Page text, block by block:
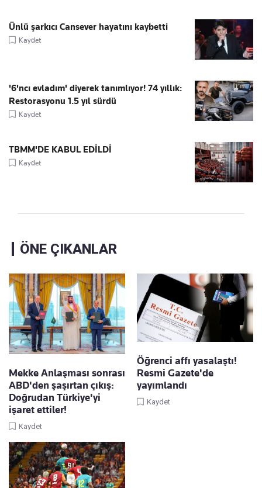
Ünlü şarkıcı Cansever hayatını kaybetti
Kaydet
'6'ncı evladım' diyerek tanımlıyor! 74 yıllık:
Restorasyonu 1.5 yıl sürdü
Kaydet
TBMM'DE KABUL EDİLDİ
Kaydet
ÖNE ÇIKANLAR
Mekke Anlaşması sonrası
ABD'den şaşırtan çıkış:
Doğrudan Türkiye'yi
işaret ettiler!
Kaydet
Öğrenci affı yasalaştı!
Resmi Gazete'de
yayımlandı
Kaydet